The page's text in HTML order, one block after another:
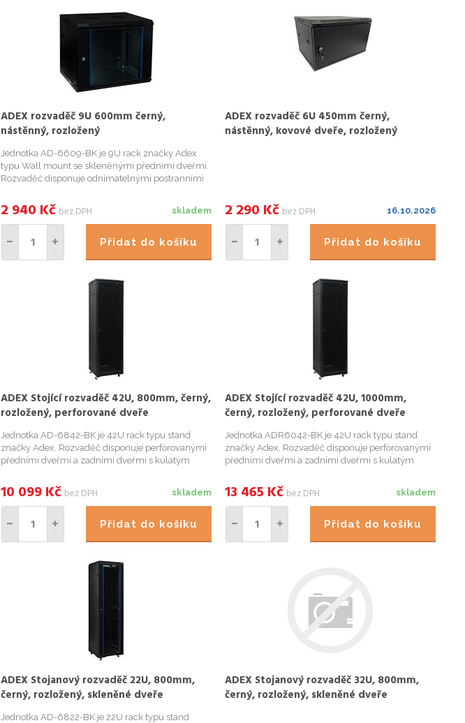
ADEX rozvaděč 9U 600mm černý,
nástěnný, rozložený
Jednotka AD-6609-BK je 9U rack značky Adex
typu Wall mount se skleněnými předními dveřmi.
Rozvaděč disponuje odnímatelnými postranními
možností uzamknutí racku a otvory pro protažení
kabelů na horním a sp...
skladem
2 940 Kč bez DPH
Přidat do košíku
ADEX rozvaděč 6U 450mm černý,
nástěnný, kovové dveře, rozložený
16.10.2026
2 290 Kč bez DPH
Přidat do košíku
ADEX Stojící rozvaděč 42U, 800mm, černý,
rozložený, perforované dveře
Jednotka AD-6842-BK je 42U rack typu stand
značky Adex. Rozvaděč disponuje perforovanými
předními dveřmi a zadními dveřmi s kulatým
mnoha uzamykatelnými otvory pro protažení
kabelů a ventilací v zadní části roz...
skladem
10 099Kč bez DPH
Přidat do košíku
ADEX Stojící rozvaděč 42U, 1000mm,
černý, rozložený, perforované dveře
Jednotka ADR6042-BK je 42U rack typu stand
značky Adex, Rozvaděč disponuje perforovanými
předními dveřmi a zadními dveřmi s kulatým
mnoha uzamykatelnými otvory pro protažení
kabelů a ventilací v zadní části roz...
skladem
13 465 Kč bez DPH
Přidat do košíku
ADEX Stojanový rozvaděč 22U, 800mm,
černý, rozložený, skleněné dveře
Jednotka AD-6822-BK je 22U rack typu stand
ADEX Stojanový rozvaděč 32U, 800mm,
černý, rozložený, skleněné dveře